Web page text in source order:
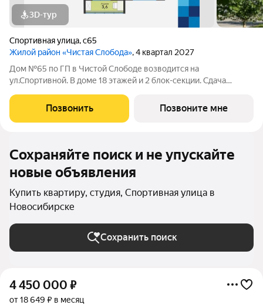
3D-тур
Спортивная улица,с65
Жилой район «Чистая Слобода», 4 квартал 2027
Дом №65 по ГП в Чистой Слободе возводится на
ул.Спортивной. В доме 18 этажей и 2 блок-секции. Сдача
жителей в доме предусмотрены: видеонаблюдение в местах
общего пользования и во дворе,
Позвонить Позвоните мне
Сохраняйте поиск и не упускайте
новые объявления
Купить квартиру, студия, Спортивная улица в
Новосибирске
Сохранить поиск
4 450 000 ₽
от 18 649 ₽ в месяц